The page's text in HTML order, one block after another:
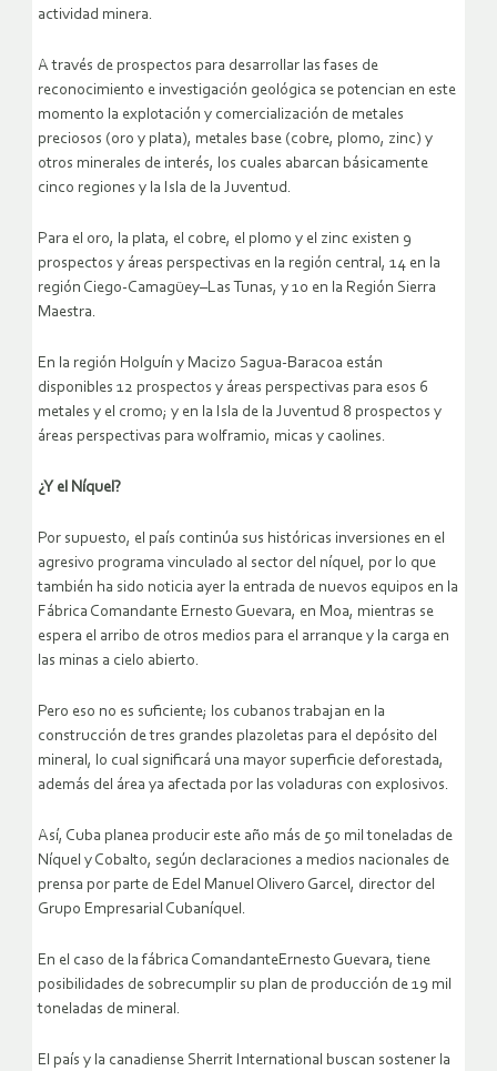
actividad minera.
A través de prospectos para desarrollar las fases de
reconocimiento e investigación geológica se potencian en este
momento la explotación y comercialización de metales
preciosos (oro y plata), metales base (cobre, plomo, zinc) y
otros minerales de interés, los cuales abarcan básicamente
cinco regiones y la Isla de la Juventud.
Para el oro, la plata, el cobre, el plomo y el zinc existen 9
prospectos y áreas perspectivas en la región central, 14 en la
región Ciego-Camagüey–Las Tunas, y 10 en la Región Sierra
Maestra.
En la región Holguín y Macizo Sagua-Baracoa están
disponibles 12 prospectos y áreas perspectivas para esos 6
metales y el cromo; y en la Isla de la Juventud 8 prospectos y
áreas perspectivas para wolframio, micas y caolines.
¿Y el Níquel?
Por supuesto, el país continúa sus históricas inversiones en el
agresivo programa vinculado al sector del níquel, por lo que
también ha sido noticia ayer la entrada de nuevos equipos en la
Fábrica Comandante Ernesto Guevara, en Moa, mientras se
espera el arribo de otros medios para el arranque y la carga en
las minas a cielo abierto.
Pero eso no es suficiente; los cubanos trabajan en la
construcción de tres grandes plazoletas para el depósito del
mineral, lo cual significará una mayor superficie deforestada,
además del área ya afectada por las voladuras con explosivos.
Así, Cuba planea producir este año más de 50 mil toneladas de
Níquel y Cobalto, según declaraciones a medios nacionales de
prensa por parte de Edel Manuel Olivero Garcel, director del
Grupo Empresarial Cubaníquel.
En el caso de la fábrica ComandanteErnesto Guevara, tiene
posibilidades de sobrecumplir su plan de producción de 19 mil
toneladas de mineral.
El país y la canadiense Sherrit International buscan sostener la